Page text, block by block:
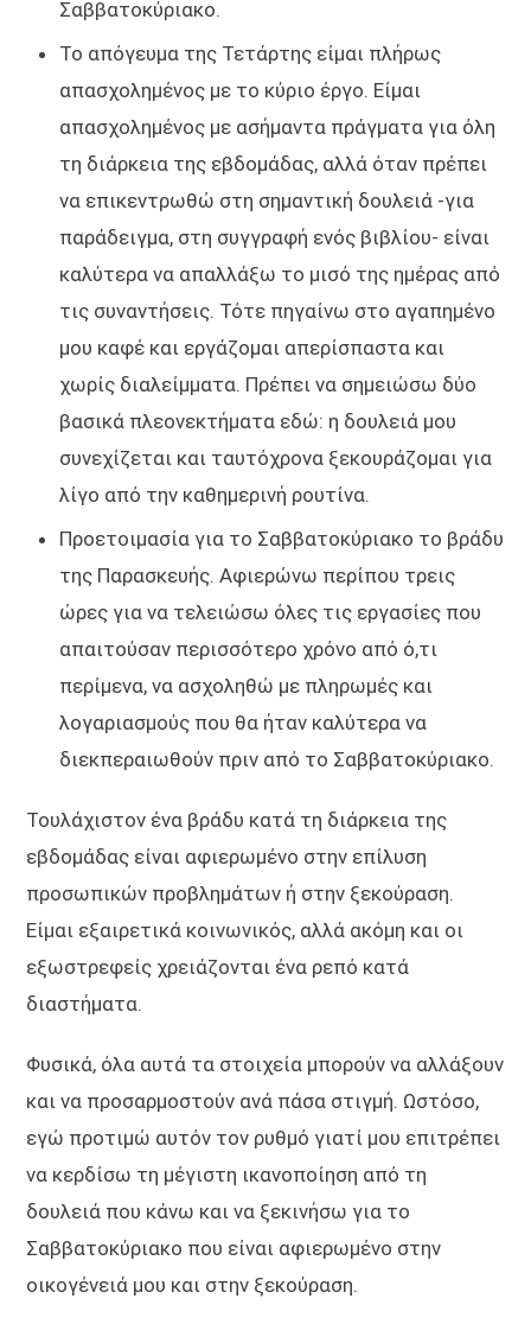
Σαββατοκύριακο.
Το απόγευμα της Τετάρτης είμαι πλήρως
απασχολημένος με το κύριο έργο. Είμαι
απασχολημένος με ασήμαντα πράγματα για όλη
τη διάρκεια της εβδομάδας, αλλά όταν πρέπει
να επικεντρωθώ στη σημαντική δουλειά -για
παράδειγμα, στη συγγραφή ενός βιβλίου- είναι
καλύτερα να απαλλάξω το μισό της ημέρας από
τις συναντήσεις. Τότε πηγαίνω στο αγαπημένο
μου καφέ και εργάζομαι απερίσπαστα και
χωρίς διαλείμματα. Πρέπει να σημειώσω δύο
βασικά πλεονεκτήματα εδώ: η δουλειά μου
συνεχίζεται και ταυτόχρονα ξεκουράζομαι για
λίγο από την καθημερινή ρουτίνα.
Προετοιμασία για το Σαββατοκύριακο το βράδυ
της Παρασκευής. Αφιερώνω περίπου τρεις
ώρες για να τελειώσω όλες τις εργασίες που
απαιτούσαν περισσότερο χρόνο από ό,τι
περίμενα, να ασχοληθώ με πληρωμές και
λογαριασμούς που θα ήταν καλύτερα να
διεκπεραιωθούν πριν από το Σαββατοκύριακο.
Τουλάχιστον ένα βράδυ κατά τη διάρκεια της
εβδομάδας είναι αφιερωμένο στην επίλυση
προσωπικών προβλημάτων ή στην ξεκούραση.
Είμαι εξαιρετικά κοινωνικός, αλλά ακόμη και οι
εξωστρεφείς χρειάζονται ένα ρεπό κατά
διαστήματα.
Φυσικά, όλα αυτά τα στοιχεία μπορούν να αλλάξουν
και να προσαρμοστούν ανά πάσα στιγμή. Ωστόσο,
εγώ προτιμώ αυτόν τον ρυθμό γιατί μου επιτρέπει
να κερδίσω τη μέγιστη ικανοποίηση από τη
δουλειά που κάνω και να ξεκινήσω για το
Σαββατοκύριακο που είναι αφιερωμένο στην
οικογένειά μου και στην ξεκούραση.